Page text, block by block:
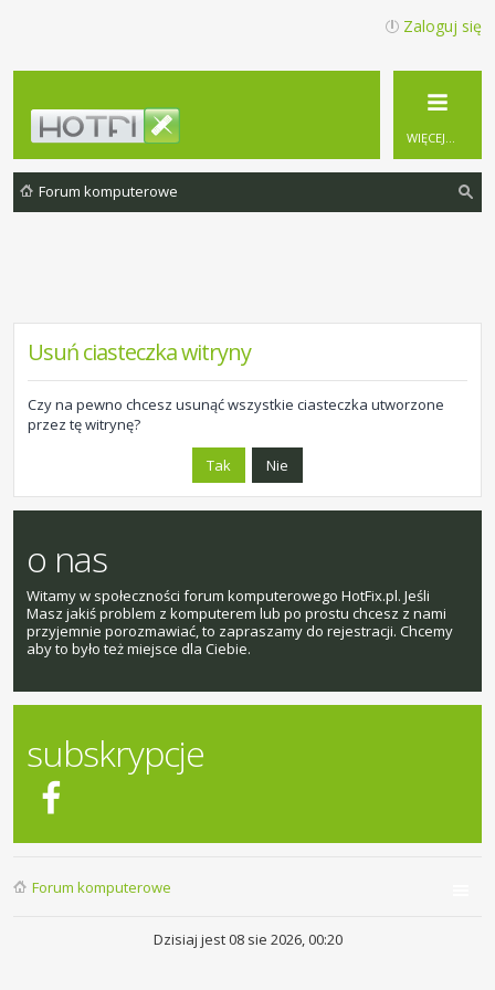
Zaloguj się
WIĘCEJ…
Forum komputerowe
Usuń ciasteczka witryny
Czy na pewno chcesz usunąć wszystkie ciasteczka utworzone
przez tę witrynę?
o nas
Witamy w społeczności forum komputerowego HotFix.pl. Jeśli
Masz jakiś problem z komputerem lub po prostu chcesz z nami
przyjemnie porozmawiać, to zapraszamy do rejestracji. Chcemy
aby to było też miejsce dla Ciebie.
subskrypcje
Forum komputerowe
Dzisiaj jest 08 sie 2026, 00:20